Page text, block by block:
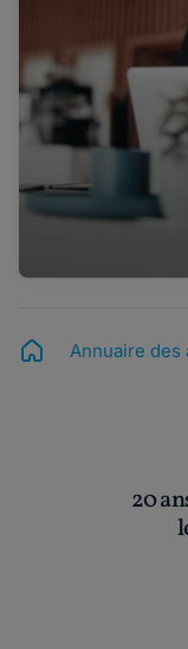
Annuaire des
20